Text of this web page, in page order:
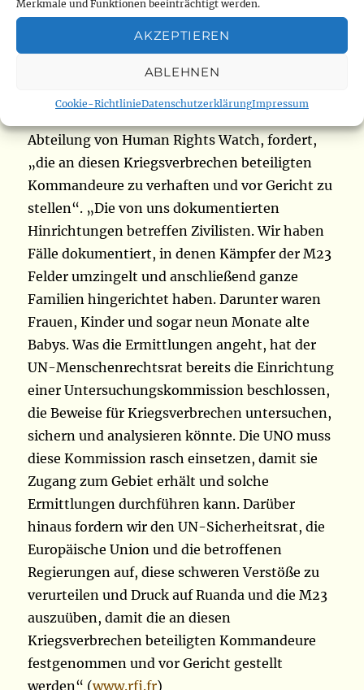
Merkmale und Funktionen beeinträchtigt werden.
AKZEPTIEREN
ABLEHNEN
Cookie-RichtlinieDatenschutzerklärungImpressum
Die Menschenrechtsorganisation verurteilt
auf Ruanda“ zu erhöhen, das laut UN die
bewaffnete Gruppe unterstützt. Clémentine de
Abteilung von Human Rights Watch, fordert,
„die an diesen Kriegsverbrechen beteiligten
Kommandeure zu verhaften und vor Gericht zu
stellen“. „Die von uns dokumentierten
Hinrichtungen betreffen Zivilisten. Wir haben
Fälle dokumentiert, in denen Kämpfer der M23
Felder umzingelt und anschließend ganze
Familien hingerichtet haben. Darunter waren
Frauen, Kinder und sogar neun Monate alte
Babys. Was die Ermittlungen angeht, hat der
UN-Menschenrechtsrat bereits die Einrichtung
einer Untersuchungskommission beschlossen,
die Beweise für Kriegsverbrechen untersuchen,
sichern und analysieren könnte. Die UNO muss
diese Kommission rasch einsetzen, damit sie
Zugang zum Gebiet erhält und solche
Ermittlungen durchführen kann. Darüber
hinaus fordern wir den UN-Sicherheitsrat, die
Europäische Union und die betroffenen
Regierungen auf, diese schweren Verstöße zu
verurteilen und Druck auf Ruanda und die M23
auszuüben, damit die an diesen
Kriegsverbrechen beteiligten Kommandeure
festgenommen und vor Gericht gestellt
werden“ (www.rfi.fr)